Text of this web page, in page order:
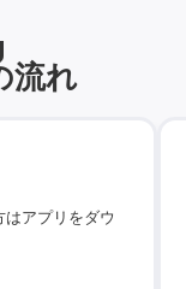
流れ
アプリをダウ